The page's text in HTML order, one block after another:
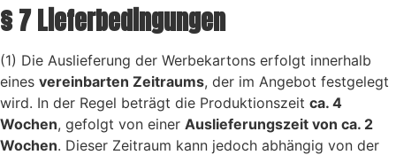
§ 7 Lieferbedingungen
(1) Die Auslieferung der Werbekartons erfolgt innerhalb
eines vereinbarten Zeitraums, der im Angebot festgelegt
wird. In der Regel beträgt die Produktionszeit ca. 4
Wochen, gefolgt von einer Auslieferungszeit von ca. 2
Wochen. Dieser Zeitraum kann jedoch abhängig von der